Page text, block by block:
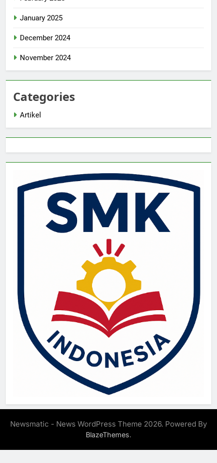
January 2025
December 2024
November 2024
Categories
Artikel
Newsmatic - News WordPress Theme 2026. Powered By
BlazeThemes.